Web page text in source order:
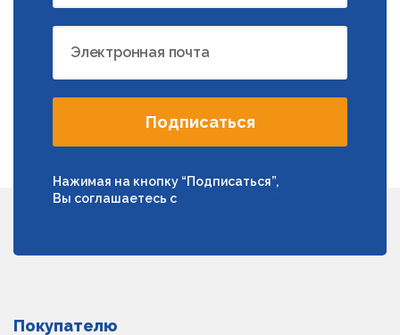
Электронная почта
Подписаться
Нажимая на кнопку “Подписаться”,
Вы соглашаетесь с
Покупателю